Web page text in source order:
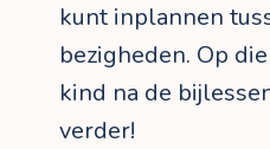
kunt inplannen
bezigheden. Op
kind na de
verder!